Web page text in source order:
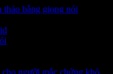
bằng giọng nói